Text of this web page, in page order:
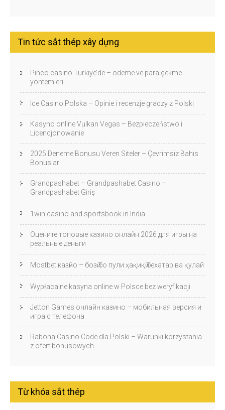
Tin tức sắt thép xây dựng
Pinco casino Türkiye’de – ödeme ve para çekme
yöntemleri
Ice Casino Polska – Opinie i recenzje graczy z Polski
Kasyno online Vulkan Vegas – Bezpieczeństwo i
Licencjonowanie
2025 Deneme Bonusu Veren Siteler – Çevrimsiz Bahis
Bonusları
Grandpashabet – Grandpashabet Casino –
Grandpashabet Giriş
1win casino and sportsbook in India
Оцените топовые казино онлайн 2026 для игры на
реальные деньги
Mostbet казӣно – бозӣ бо пули ҳақиқӣ бехатар ва қулай
Wypłacalne kasyna online w Polsce bez weryfikacji
Jetton Games онлайн казино – мобильная версия и
игра с телефона
Rabona Casino Code dla Polski – Warunki korzystania
z ofert bonusowych
Từ khóa sắt thép